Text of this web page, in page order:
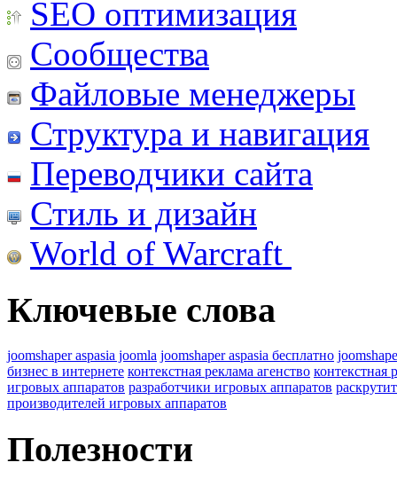
SEO оптимизация
Сообщества
Файловые менеджеры
Структура и навигация
Переводчики сайта
Стиль и дизайн
World of Warcraft
Ключевые слова
joomshaper aspasia joomla joomshaper aspasia бесплатно
бизнес в интернете контекстная реклама агенство контекстная
игровых аппаратов разработчики игровых аппаратов
производителей игровых аппаратов
Полезности